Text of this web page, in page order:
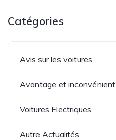
Catégories
Avis sur les voitures
Avantage et inconvénient
Voitures Electriques
Autre Actualités